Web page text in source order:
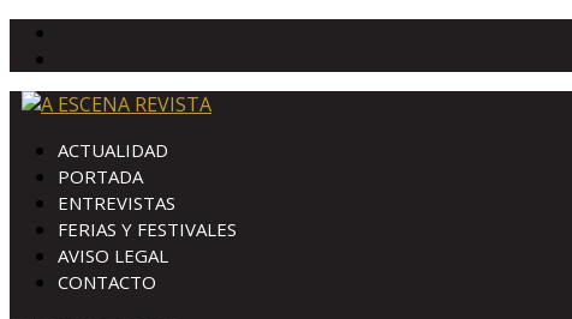
ACTUALIDAD
PORTADA
ENTREVISTAS
FERIAS Y FESTIVALES
AVISO LEGAL
CONTACTO